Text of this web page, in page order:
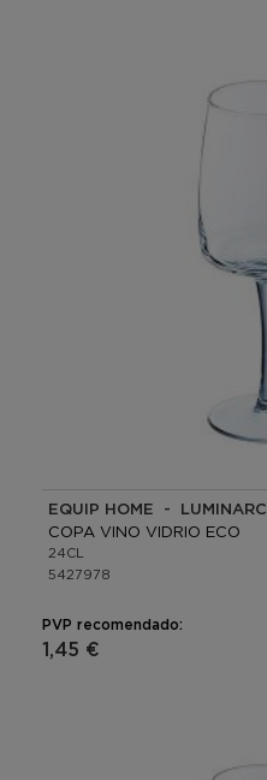
EQUIP HOME - LUMINARC
COPA VINO VIDRIO ECO
24CL
5427978
PVP recomendado:
1,45 €